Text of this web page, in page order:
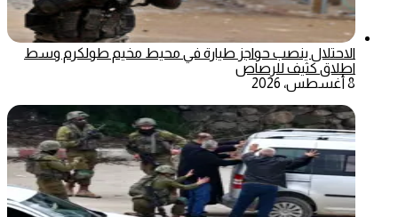
الاحتلال ينصب حواجز طيارة في محيط مخيم طولكرم وسط
اطلاق كثيف للرصاص
8 أغسطس، 2026